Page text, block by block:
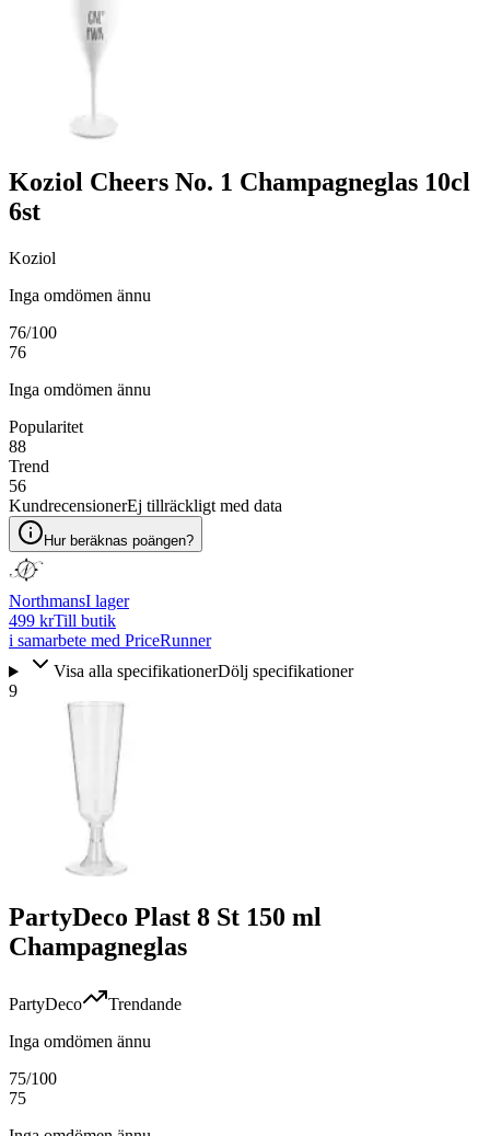
Koziol Cheers No. 1 Champagneglas 10cl
6st
Koziol
Inga omdömen ännu
76/100
76
Inga omdömen ännu
Popularitet
88
Trend
56
KundrecensionerEj tillräckligt med data
Hur beräknas poängen?
NorthmansI lager
499 krTill butik
i samarbete med PriceRunner
Visa alla specifikationerDölj specifikationer
9
PartyDeco Plast 8 St 150 ml
Champagneglas
PartyDeco
Trendande
Inga omdömen ännu
75/100
75